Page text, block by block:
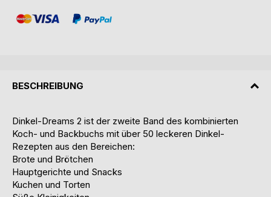
BESCHREIBUNG
Dinkel-Dreams 2 ist der zweite Band des kombinierten
Koch- und Backbuchs mit über 50 leckeren Dinkel-
Rezepten aus den Bereichen:
Brote und Brötchen
Hauptgerichte und Snacks
Kuchen und Torten